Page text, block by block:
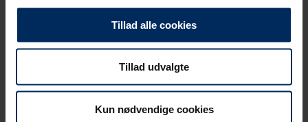
Tillad alle cookies
Tillad udvalgte
Kun nødvendige cookies
1242877 2100095
x 19
x 23
lysning:
1,93
Grå
2100097
299 x
19 x
23
Maks.
2,41
349
Maks.